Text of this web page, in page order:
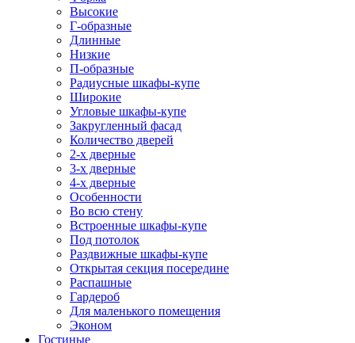
Высокие
Г-образные
Длинные
Низкие
П-образные
Радиусные шкафы-купе
Широкие
Угловые шкафы-купе
Закругленный фасад
Количество дверей
2-х дверные
3-х дверные
4-х дверные
Особенности
Во всю стену
Встроенные шкафы-купе
Под потолок
Раздвижные шкафы-купе
Открытая секция посередине
Распашные
Гардероб
Для маленького помещения
Эконом
Гостиные